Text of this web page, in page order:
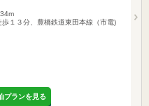
１３分、豊橋鉄道東田本線（市電)
プランを見る